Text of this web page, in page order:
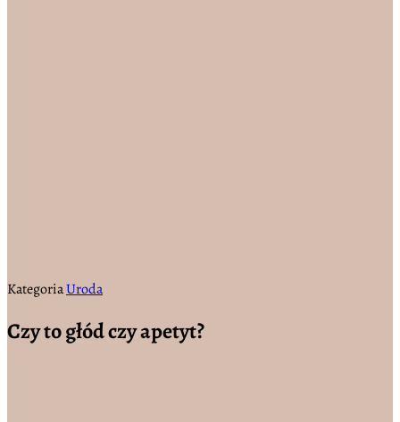
KategoriaUroda
Czy to głód czy apetyt?